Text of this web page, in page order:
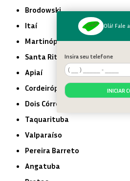
Brodowski
Itaí
Martinópolis
Santa Rita do Passa Quatro
Apiaí
Cordeirópolis
Dois Córregos
Taquarituba
Valparaíso
Pereira Barreto
Angatuba
Olá! Fale
Insira seu telefone
INICIAR